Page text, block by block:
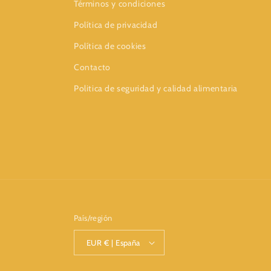
Términos y condiciones
Política de privacidad
Política de cookies
Contacto
Politica de seguridad y calidad alimentaria
País/región
EUR € | España